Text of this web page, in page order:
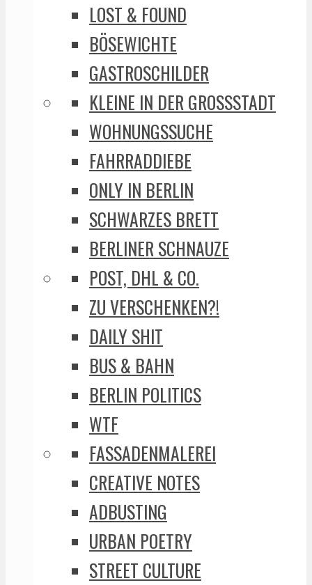
LOST & FOUND
BÖSEWICHTE
GASTROSCHILDER
KLEINE IN DER GROSSSTADT
WOHNUNGSSUCHE
FAHRRADDIEBE
ONLY IN BERLIN
SCHWARZES BRETT
BERLINER SCHNAUZE
POST, DHL & CO.
ZU VERSCHENKEN?!
DAILY SHIT
BUS & BAHN
BERLIN POLITICS
WTF
FASSADENMALEREI
CREATIVE NOTES
ADBUSTING
URBAN POETRY
STREET CULTURE